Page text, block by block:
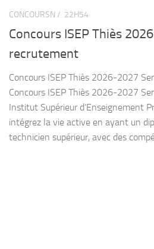
CONCOURSN / 22H54
Concours ISEP Thiès
recrutement
Concours ISEP Thiès 2026-2027
Concours ISEP Thiès 2026-2027
Institut Supérieur d’Enseignement
intégrez la vie active en ayant un
technicien supérieur, avec des